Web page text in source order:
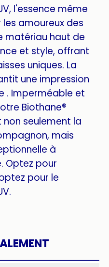
l'essence même
amoureux des
matériau haut de
et style, offrant
uniques. La
une impression
. Imperméable et
Biothane®
seulement la
mais
à
Optez pour
pour le